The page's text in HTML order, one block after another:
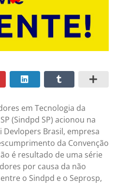
em Tecnologia da
(Sindpd SP) acionou na
Devlopers Brasil, empresa
da Convenção
é resultado de uma série
por causa da não
o Sindpd e o Seprosp,